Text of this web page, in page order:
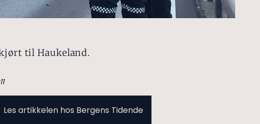
til Haukeland.
Les artikkelen hos Bergens Tidende